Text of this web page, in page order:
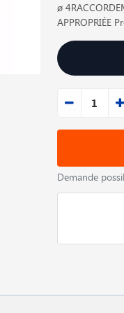
ø
APPROPRIÉE
Demande